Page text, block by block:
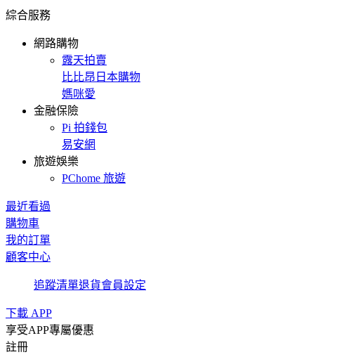
綜合服務
網路購物
露天拍賣
比比昂日本購物
媽咪愛
金融保險
Pi 拍錢包
易安網
旅遊娛樂
PChome 旅遊
最近看過
購物車
我的訂單
顧客中心
追蹤清單退貨會員設定
下載 APP
享受APP專屬優惠
註冊